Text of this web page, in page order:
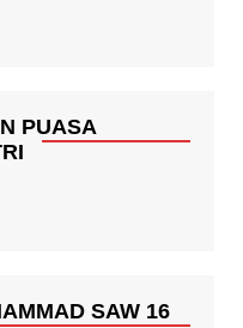
PUASA
SAW 16